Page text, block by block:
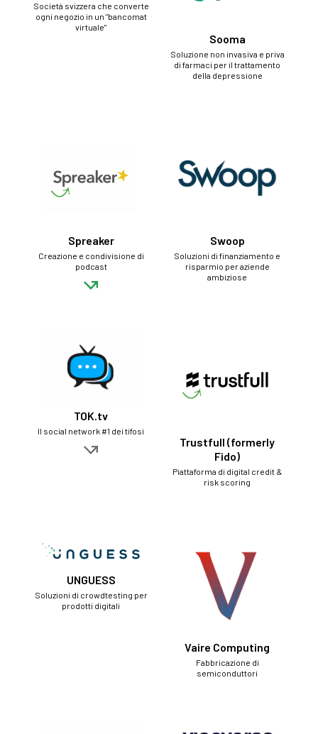
Società svizzera che converte
ogni negozio in un "bancomat
virtuale"
Sooma
Soluzione non invasiva e priva
di farmaci per il trattamento
della depressione
Spreaker
Creazione e condivisione di
podcast
Swoop
Soluzioni di finanziamento e
risparmio per aziende
ambiziose
TOK.tv
Il social network #1 dei tifosi
Trustfull (formerly
Fido)
Piattaforma di digital credit &
risk scoring
UNGUESS
Soluzioni di crowdtesting per
prodotti digitali
Vaire Computing
Fabbricazione di
semiconduttori